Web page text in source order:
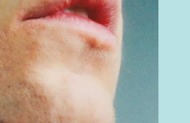
Skip navigatie